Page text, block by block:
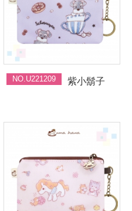
NO.U221209 紫小鬍子